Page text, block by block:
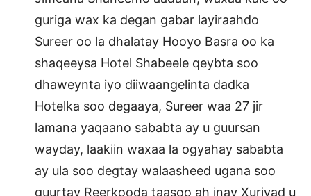
guriga wax ka degan gabar layiraahdo
Sureer oo la dhalatay Hooyo Basra oo ka
shaqeeysa Hotel Shabeele qeybta soo
dhaweynta iyo diiwaangelinta dadka
Hotelka soo degaaya, Sureer waa 27 jir
lamana yaqaano sababta ay u guursan
wayday, laakiin waxaa la ogyahay sababta
ay ula soo degtay walaasheed ugana soo
guurtay Reerkooda taasoo ah inay Xuriyad u